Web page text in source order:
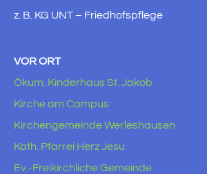
z. B. KG UNT – Friedhofspflege
VOR ORT
Ökum. Kinderhaus St. Jakob
Kirche am Campus
Kirchengemeinde Werleshausen
Kath. Pfarrei Herz Jesu
Ev.-Freikirchliche Gemeinde